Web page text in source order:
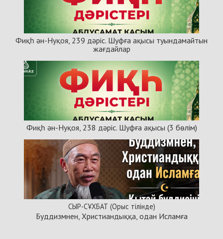
Фиқһ ән-Нуқоя, 239 дәріс. Шуфға ақысы туындамайтын
жағдайлар
Фиқһ ән-Нуқоя, 238 дәріс. Шуфға ақысы (3 бөлім)
СЫР-СҰХБАТ (Орыс тілінде)
Буддизмнен, Христиандыққа, одан Исламға